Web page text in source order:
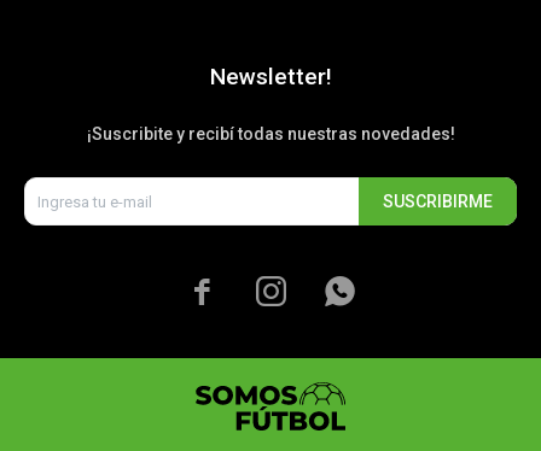
Newsletter!
¡Suscribite y recibí todas nuestras novedades!
SUSCRIBIRME
  